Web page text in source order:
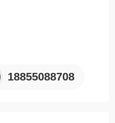
联连接的自动调压线路板，自
路单元控制可控硅控制导通
单元和直流供电电路组成。本
电角，使加在负载两端的电压
18855088708